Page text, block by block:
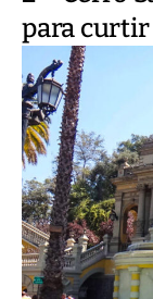
para curtir